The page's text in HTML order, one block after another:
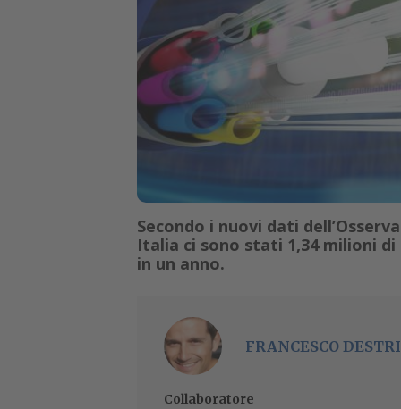
Secondo i nuovi dati
Italia ci sono stati 1,34 milioni di
in un anno.
FRANCESCO DESTRI
Collaboratore